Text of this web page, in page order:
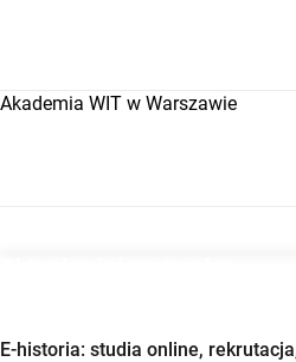
Akademia WIT w Warszawie
E-historia: studia online,